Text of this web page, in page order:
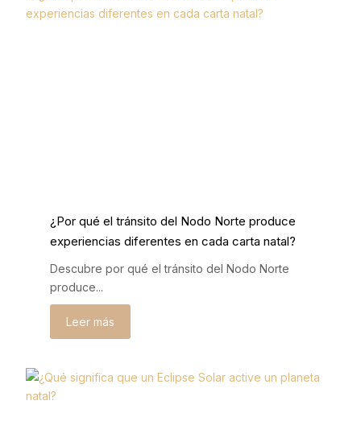
¿Por qué el tránsito del Nodo Norte produce
experiencias diferentes en cada carta natal?
Descubre por qué el tránsito del Nodo Norte
produce...
Leer más